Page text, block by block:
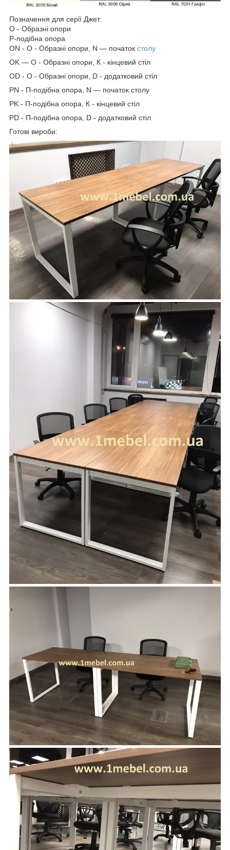
Позначення для серії Джет:
О - Образні опори
Р-подібна опора
ON - O - Образні опори, N — початок столу
OK — O - Образні опори, К - кінцевий стіл
OD - O - Образні опори, D - додатковий стіл
PN - П-подібна опора, N — початок столу
PK - П-подібна опора, К - кінцевий стіл
PD - П-подібна опора, D - додатковий стіл.
Готові вироби: